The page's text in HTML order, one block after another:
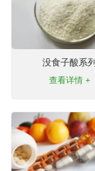
没食子酸系列
查看详情 +